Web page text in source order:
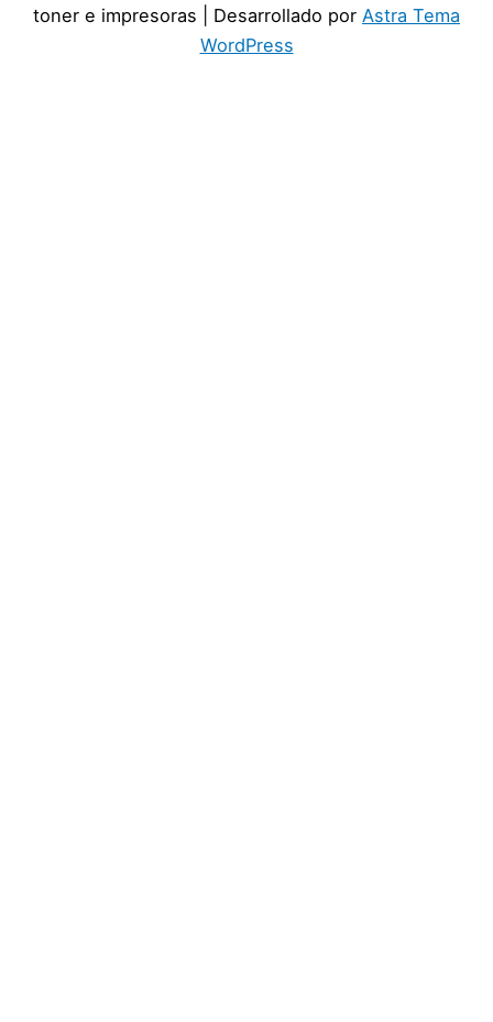
toner e impresoras | Desarrollado por Astra Tema
WordPress